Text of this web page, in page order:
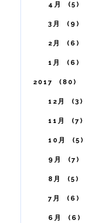
4月 5
3月 9
2月 6
1月 6
2017 80
12月 3
11月 7
10月 5
9月 7
8月 5
7月 6
6月 6